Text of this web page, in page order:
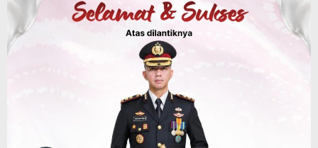
Dinas Kehutanan Kalsel
Tahura Sultan Adam Sempat Alami
Kebakaran Lahan, Api Berhasil
Dipadamkan, Kadishut Kalsel
Memimpin Langsung Aksi di Lapangan